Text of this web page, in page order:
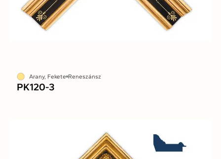
Arany, Fekete Reneszánsz
PK120-3